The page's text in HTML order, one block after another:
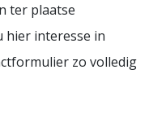
ter plaatse
hier interesse in
zo volledig